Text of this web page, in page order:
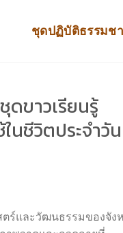
ชุดปฏิบัติธรรมช
ขาวเรียนรู้
นชีวิตประจำวัน
ตร์และวัฒนธรรมของจัง